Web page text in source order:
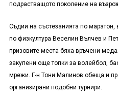
подрастващото поколение на
Съдии на състезанията по маратон,
по физкултура Веселин Вълчев и
призовите места бяха връчени
закупени още топки за волейбол,
мрежи. Г-н Тони Малинов обеща и
организирани подобни турнири.